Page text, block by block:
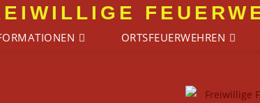
ORTSFEUERWEHREN